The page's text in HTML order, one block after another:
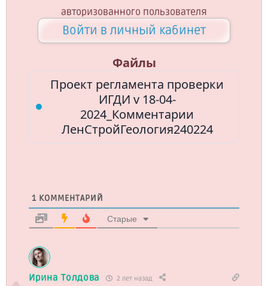
авторизованного пользователя
Войти в личный кабинет
Файлы
Проект регламента проверки
ИГДИ v 18-04-
2024_Комментарии
ЛенСтройГеология240224
1 КОММЕНТАРИЙ
Старые
Ирина Толдова 2 лет назад